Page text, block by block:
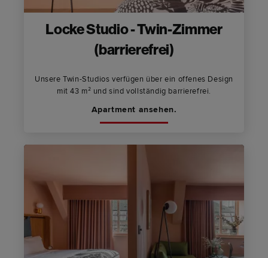
Locke Studio - Twin-Zimmer
(barrierefrei)
Unsere Twin-Studios verfügen über ein offenes Design
mit 43 m² und sind vollständig barrierefrei.
Apartment ansehen.